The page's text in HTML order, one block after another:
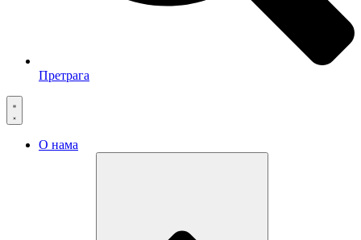
Претрага
О нама